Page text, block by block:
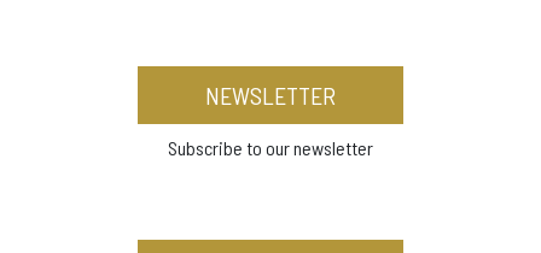
NEWSLETTER
Subscribe to our newsletter